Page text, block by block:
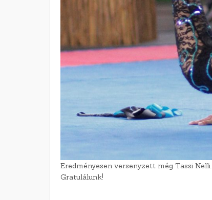
Eredményesen versenyzett még Tassi Nelli.
Gratulálunk!